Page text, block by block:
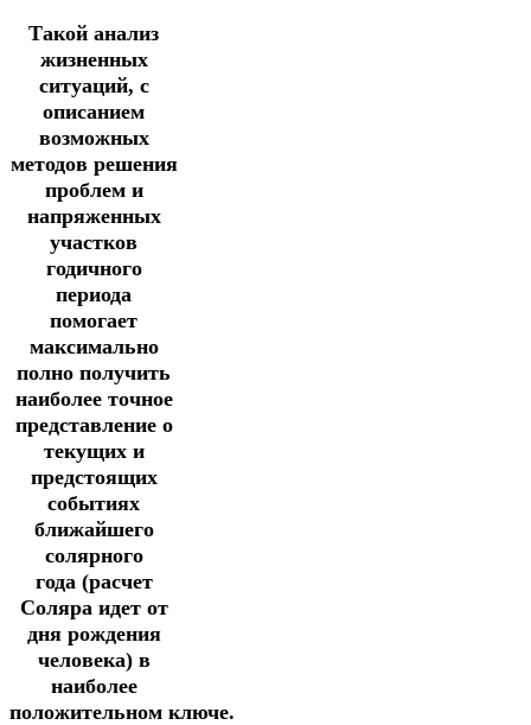
Такой анализ
жизненных
ситуаций, с
описанием
возможных
методов решения
проблем и
напряженных
участков
годичного
периода
помогает
максимально
полно получить
наиболее точное
представление о
текущих и
предстоящих
событиях
ближайшего
солярного
года (расчет
Соляра идет от
дня рождения
человека) в
наиболее
положительном ключе.